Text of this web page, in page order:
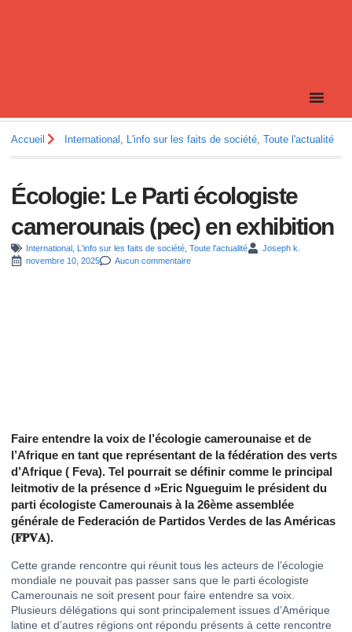
Accueil International L'info sur les faits de société Toute l'actualité
Écologie: Le Parti écologiste
camerounais (pec) en exhibition
International L'info sur les faits de société Toute l'actualité
Joseph k.
novembre 10, 2025
Aucun commentaire
Faire entendre la voix de l’écologie camerounaise et de
l’Afrique en tant que représentant de la fédération des verts
d’Afrique ( Feva). Tel pourrait se définir comme le principal
leitmotiv de la présence d »Eric Ngueguim le président du
parti écologiste Camerounais à la 26ème assemblée
générale de Federación de Partidos Verdes de las Américas
(𝐅𝐏𝐕𝐀).
Cette grande rencontre qui réunit tous les acteurs de l’écologie
mondiale ne pouvait pas passer sans que le parti écologiste
Camerounais ne soit present pour faire entendre sa voix.
Plusieurs délégations qui sont principalement issues d’Amérique
latine et d’autres régions ont répondu présents à cette rencontre